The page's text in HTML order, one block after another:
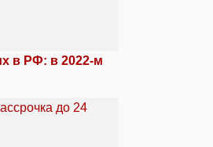
в РФ: в 2022-м